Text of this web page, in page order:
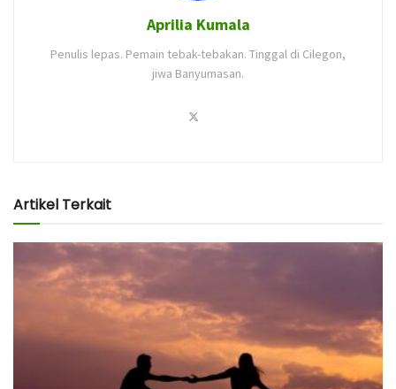
Aprilia Kumala
Penulis lepas. Pemain tebak-tebakan. Tinggal di Cilegon,
jiwa Banyumasan.
Artikel Terkait